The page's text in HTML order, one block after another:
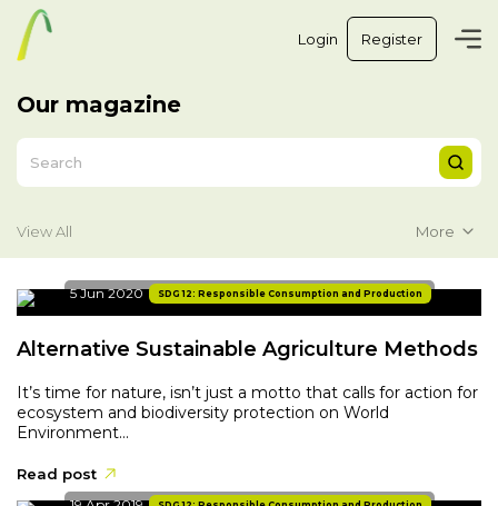
Login Register
Our magazine
View All More
5 Jun 2020 SDG 12: Responsible Consumption and Production
Alternative Sustainable Agriculture Methods
It’s time for nature, isn’t just a motto that calls for action for
ecosystem and biodiversity protection on World
Environment...
Read post